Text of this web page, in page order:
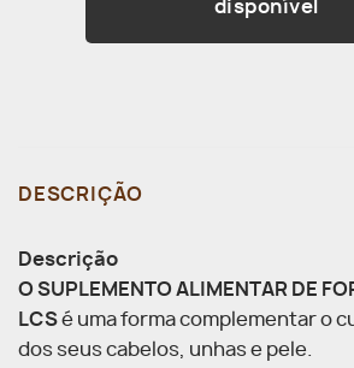
disponível
DESCRIÇÃO
Descrição
O SUPLEMENTO ALIMENTAR DE
LCSé uma forma complementar o
dos seus cabelos, unhas e pele.